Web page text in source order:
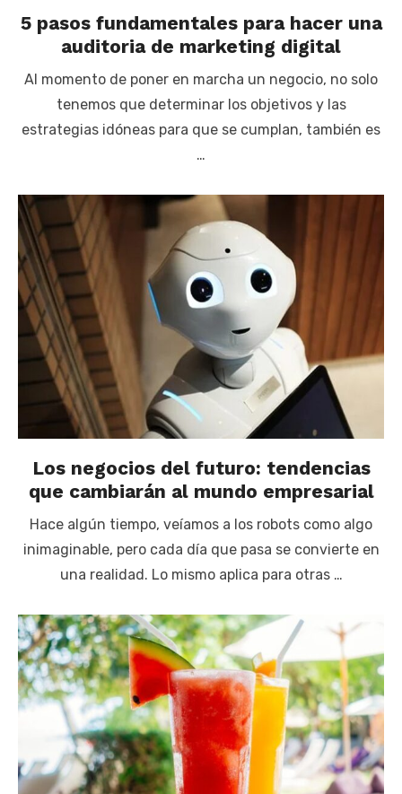
5 pasos fundamentales para hacer una
auditoria de marketing digital
Al momento de poner en marcha un negocio, no solo
tenemos que determinar los objetivos y las
estrategias idóneas para que se cumplan, también es
…
Los negocios del futuro: tendencias
que cambiarán al mundo empresarial
Hace algún tiempo, veíamos a los robots como algo
inimaginable, pero cada día que pasa se convierte en
una realidad. Lo mismo aplica para otras …